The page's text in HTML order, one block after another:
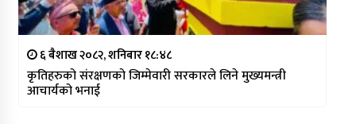
६ बैशाख २०८२, शनिबार १८:४८
कृतिहरुको संरक्षणको जिम्मेवारी सरकारले लिने मुख्यमन्त्री
आचार्यको भनाई